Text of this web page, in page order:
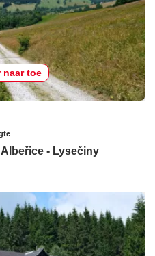
naar toe
- Lysečiny